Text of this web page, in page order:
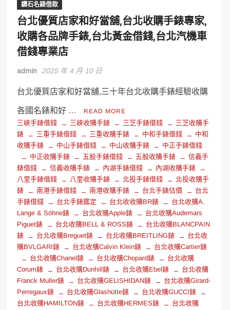
鑽石名錶借款
台北優質店家和好當舖,台北收購手錶專家,
收購各品牌手錶,台北黃金借錢,台北汽機車
借錢專業店
admin 2025 年 4 月 10 日
台北優質店家和好當舖,三十年台北收購手錶經驗收購
各國名錶和好 … READ MORE
三峽手錶借錢 三峽收購手錶 三芝手錶借錢
三芝收購手
錶
三重手錶借錢 三重收購手錶 中和手錶借錢
中和
收購手錶
中山手錶借錢 中山收購手錶
中正手錶借錢
中正收購手錶
五股手錶借錢 五股收購手錶
信義手
錶借錢
信義收購手錶 內湖手錶借錢
內湖收購手錶
八里手錶借錢
八里收購手錶 北投手錶借錢
北投收購手
錶
南港手錶借錢 南港收購手錶 台北手錶估價
台北
手錶借錢
台北手錶鑑定 台北收收購BR錶
台北收購A.
Lange & Söhne錶
台北收購Apple錶
台北收購Audemars
Piguet錶
台北收購BELL & ROSS錶
台北收購BLANCPAIN
錶
台北收購Breguet錶 台北收購BREITLING錶
台北收
購BVLGARI錶
台北收購Calvin Klein錶
台北收購Cartier錶
台北收購Chanel錶
台北收購Chopard錶
台北收購
Corum錶
台北收購Dunhill錶 台北收購Ebel錶
台北收購
Franck Muller錶
台北收購GELISHIDAN錶
台北收購Girard-
Perregaux錶
台北收購Glashütte錶
台北收購GUCCI錶
台北收購HAMILTON錶
台北收購HERMES錶
台北收購